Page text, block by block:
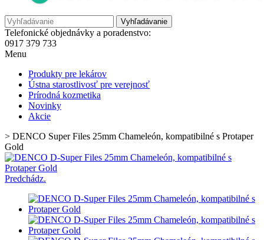
Vyhľadávanie
Telefonické objednávky a poradenstvo:
0917 379 733
Menu
Produkty pre lekárov
Ústna starostlivosť pre verejnosť
Prírodná kozmetika
Novinky
Akcie
> DENCO Super Files 25mm Chameleón, kompatibilné s Protaper
Gold
Predchádz.